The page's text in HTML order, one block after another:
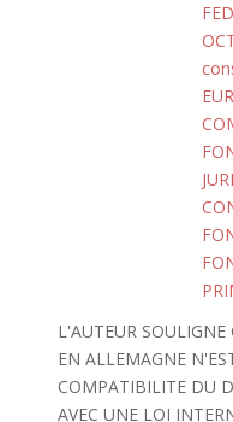
L'AUTEUR SOULIGNE
EN ALLEMAGNE
COMPATIBILITE DU
AVEC UNE LOI